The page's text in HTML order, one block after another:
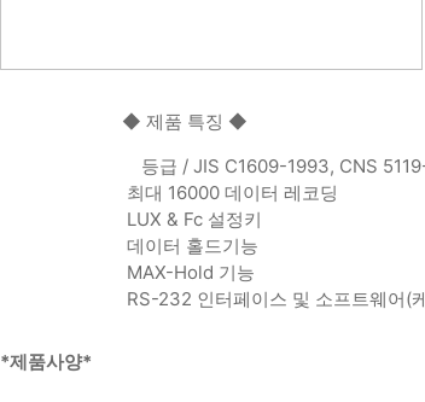
◆ 제품 특징 ◆
등급 / JIS C1609-1993, CNS
최대 16000 데이터 레코딩
LUX & Fc 설정키
데이터 홀드기능
MAX-Hold 기능
RS-232 인터페이스 및 소프트웨어(
*제품사양*